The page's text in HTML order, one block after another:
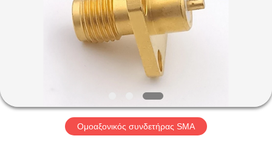
ΠΡΟΪΌΝΤΑ
ΓΎΡΟΣ
ΕΡΓΟΣΤΑΣΊΩΝΟμοαξονικός συνδετήρας SMA